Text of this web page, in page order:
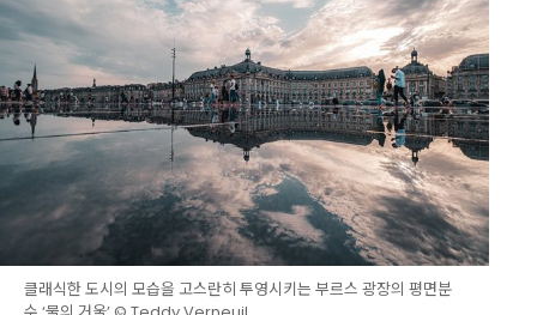
클래식한 도시의 모습을 고스란히 투영시키는 부르스 광장의 평면분